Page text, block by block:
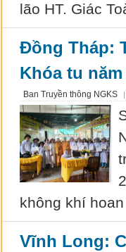
lão HT. Giác
Đồng Tháp:
Khóa tu
Ban Truyền thông NGKS |
không khí
Vĩnh Long: